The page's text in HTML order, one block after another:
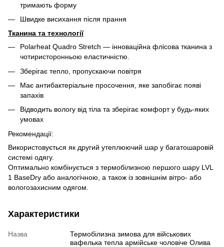
тримають форму
Швидке висихання після прання
Тканина та технології
Polarheat Quadro Stretch — інноваційна флісова тканина з
чотиристоронньою еластичністю.
Зберігає тепло, пропускаючи повітря
Має антибактеріальне просочення, яке запобігає появі
запахів
Відводить вологу від тіла та зберігає комфорт у будь-яких
умовах
Рекомендації:
Використовується як другий утеплюючий шар у багатошаровій
системі одягу.
Оптимально комбінується з термобілизною першого шару LVL
1 BaseDry або аналогічною, а також із зовнішнім вітро- або
вологозахисним одягом.
Характеристики
Назва
Термобілизна зимова для військових
вафелька тепла армійське чоловіче Олива